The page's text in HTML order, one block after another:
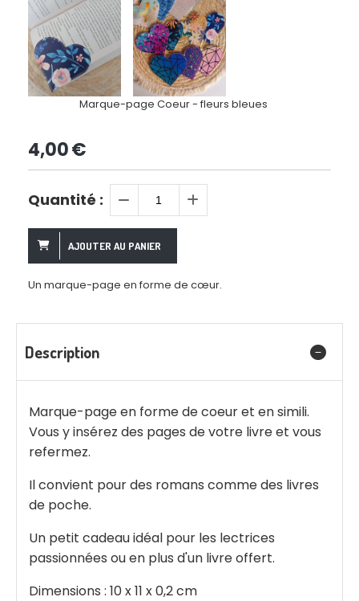
Marque-page Coeur - fleurs bleues
4,00€
Quantité :
AJOUTER AU PANIER
Un marque-page en forme de cœur.
Description
Marque-page en forme de coeur et en simili.
Vous y insérez des pages de votre livre et vous
refermez.
Il convient pour des romans comme des livres
de poche.
Un petit cadeau idéal pour les lectrices
passionnées ou en plus d'un livre offert.
Dimensions : 10 x 11 x 0,2 cm